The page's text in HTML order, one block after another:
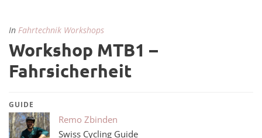
In Fahrtechnik Workshops
Workshop MTB1 –
Fahrsicherheit
GUIDE
Remo Zbinden
Swiss Cycling Guide